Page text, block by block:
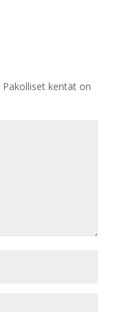
Pakolliset kentät on